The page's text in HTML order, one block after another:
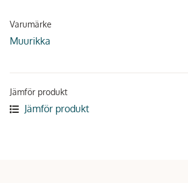
Varumärke
Muurikka
Jämför produkt
Jämför produkt